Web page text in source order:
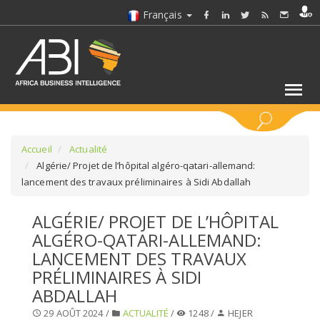
Français
SÉLECTIONNEZ UN DOSSIER
SELECTIONNEZ UNE SECTION
SÉLECTIONNEZ UNE CATÉGORIE
Accueil
Actualité
Algérie/ Projet de l’hôpital algéro-qatari-allemand:
lancement des travaux préliminaires à Sidi Abdallah
ALGÉRIE/ PROJET DE L’HÔPITAL
ALGÉRO-QATARI-ALLEMAND:
LANCEMENT DES TRAVAUX
PRÉLIMINAIRES À SIDI
ABDALLAH
29 AOÛT 2024 / ACTUALITÉ / 1248 / HEJER